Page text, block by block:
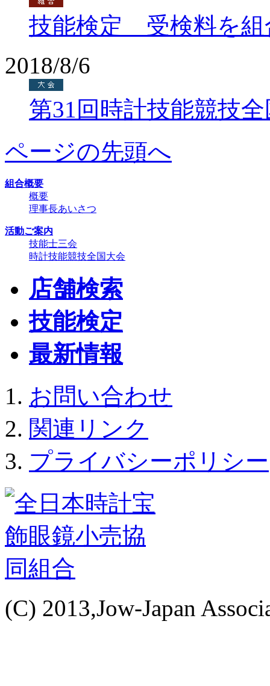
技能検定 受検料を組
2018/8/6
第31回時計技能競技
ページの先頭へ
組合概要
概要
理事長あいさつ
活動ご案内
技能士三会
時計技能競技全国大会
店舗検索
技能検定
最新情報
お問い合わせ
関連リンク
プライバシーポリシー
(C) 2013,Jow-Japan